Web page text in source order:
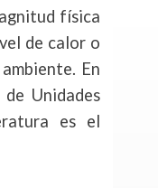
física
de calor o
En
Unidades
es el